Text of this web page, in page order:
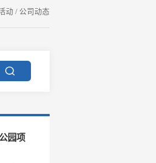
动 / 公司动态
园项